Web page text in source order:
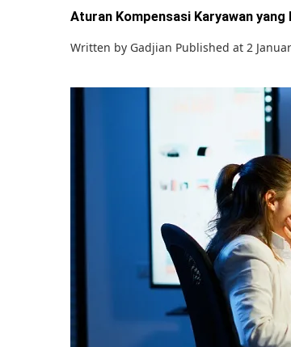
Aturan Kompensasi Karyawan
Written by Gadjian Published at 2